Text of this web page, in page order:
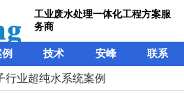
工业废水处理一体化工程方案服
务商
技术 安峰 联系
行业超纯水系统案例
行业超纯水系统案例